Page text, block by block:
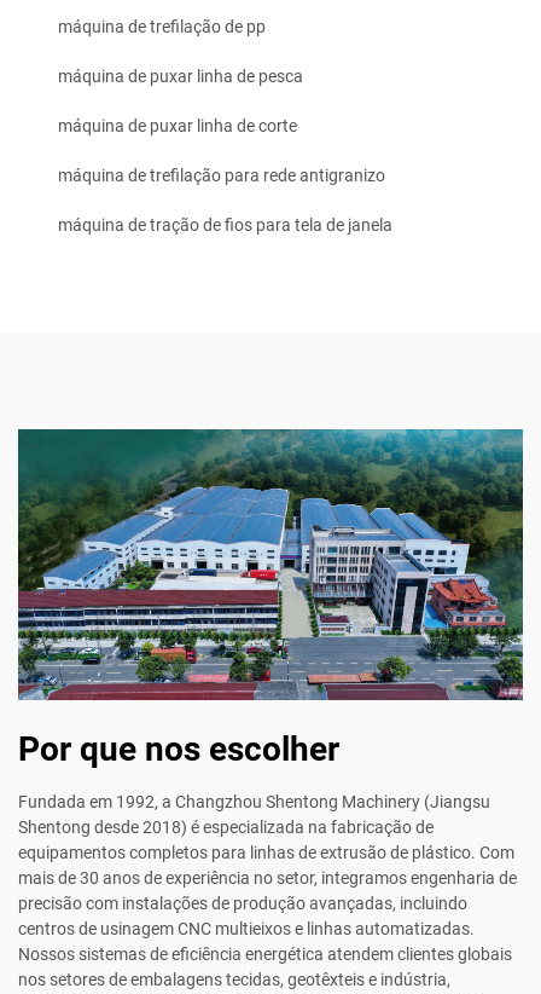
máquina de trefilação de pp
máquina de puxar linha de pesca
máquina de puxar linha de corte
máquina de trefilação para rede antigranizo
máquina de tração de fios para tela de janela
Por que nos escolher
Fundada em 1992, a Changzhou Shentong Machinery (Jiangsu
Shentong desde 2018) é especializada na fabricação de
equipamentos completos para linhas de extrusão de plástico. Com
mais de 30 anos de experiência no setor, integramos engenharia de
precisão com instalações de produção avançadas, incluindo
centros de usinagem CNC multieixos e linhas automatizadas.
Nossos sistemas de eficiência energética atendem clientes globais
nos setores de embalagens tecidas, geotêxteis e indústria,